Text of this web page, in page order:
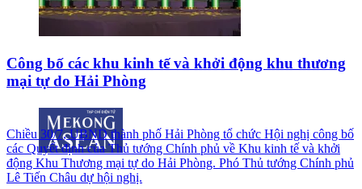
Công bố các khu kinh tế và khởi động khu thương
mại tự do Hải Phòng
Chiều 30/7, UBND thành phố Hải Phòng tổ chức Hội nghị công bố
các Quyết định của Thủ tướng Chính phủ về Khu kinh tế và khởi
động Khu Thương mại tự do Hải Phòng. Phó Thủ tướng Chính phủ
Lê Tiến Châu dự hội nghị.